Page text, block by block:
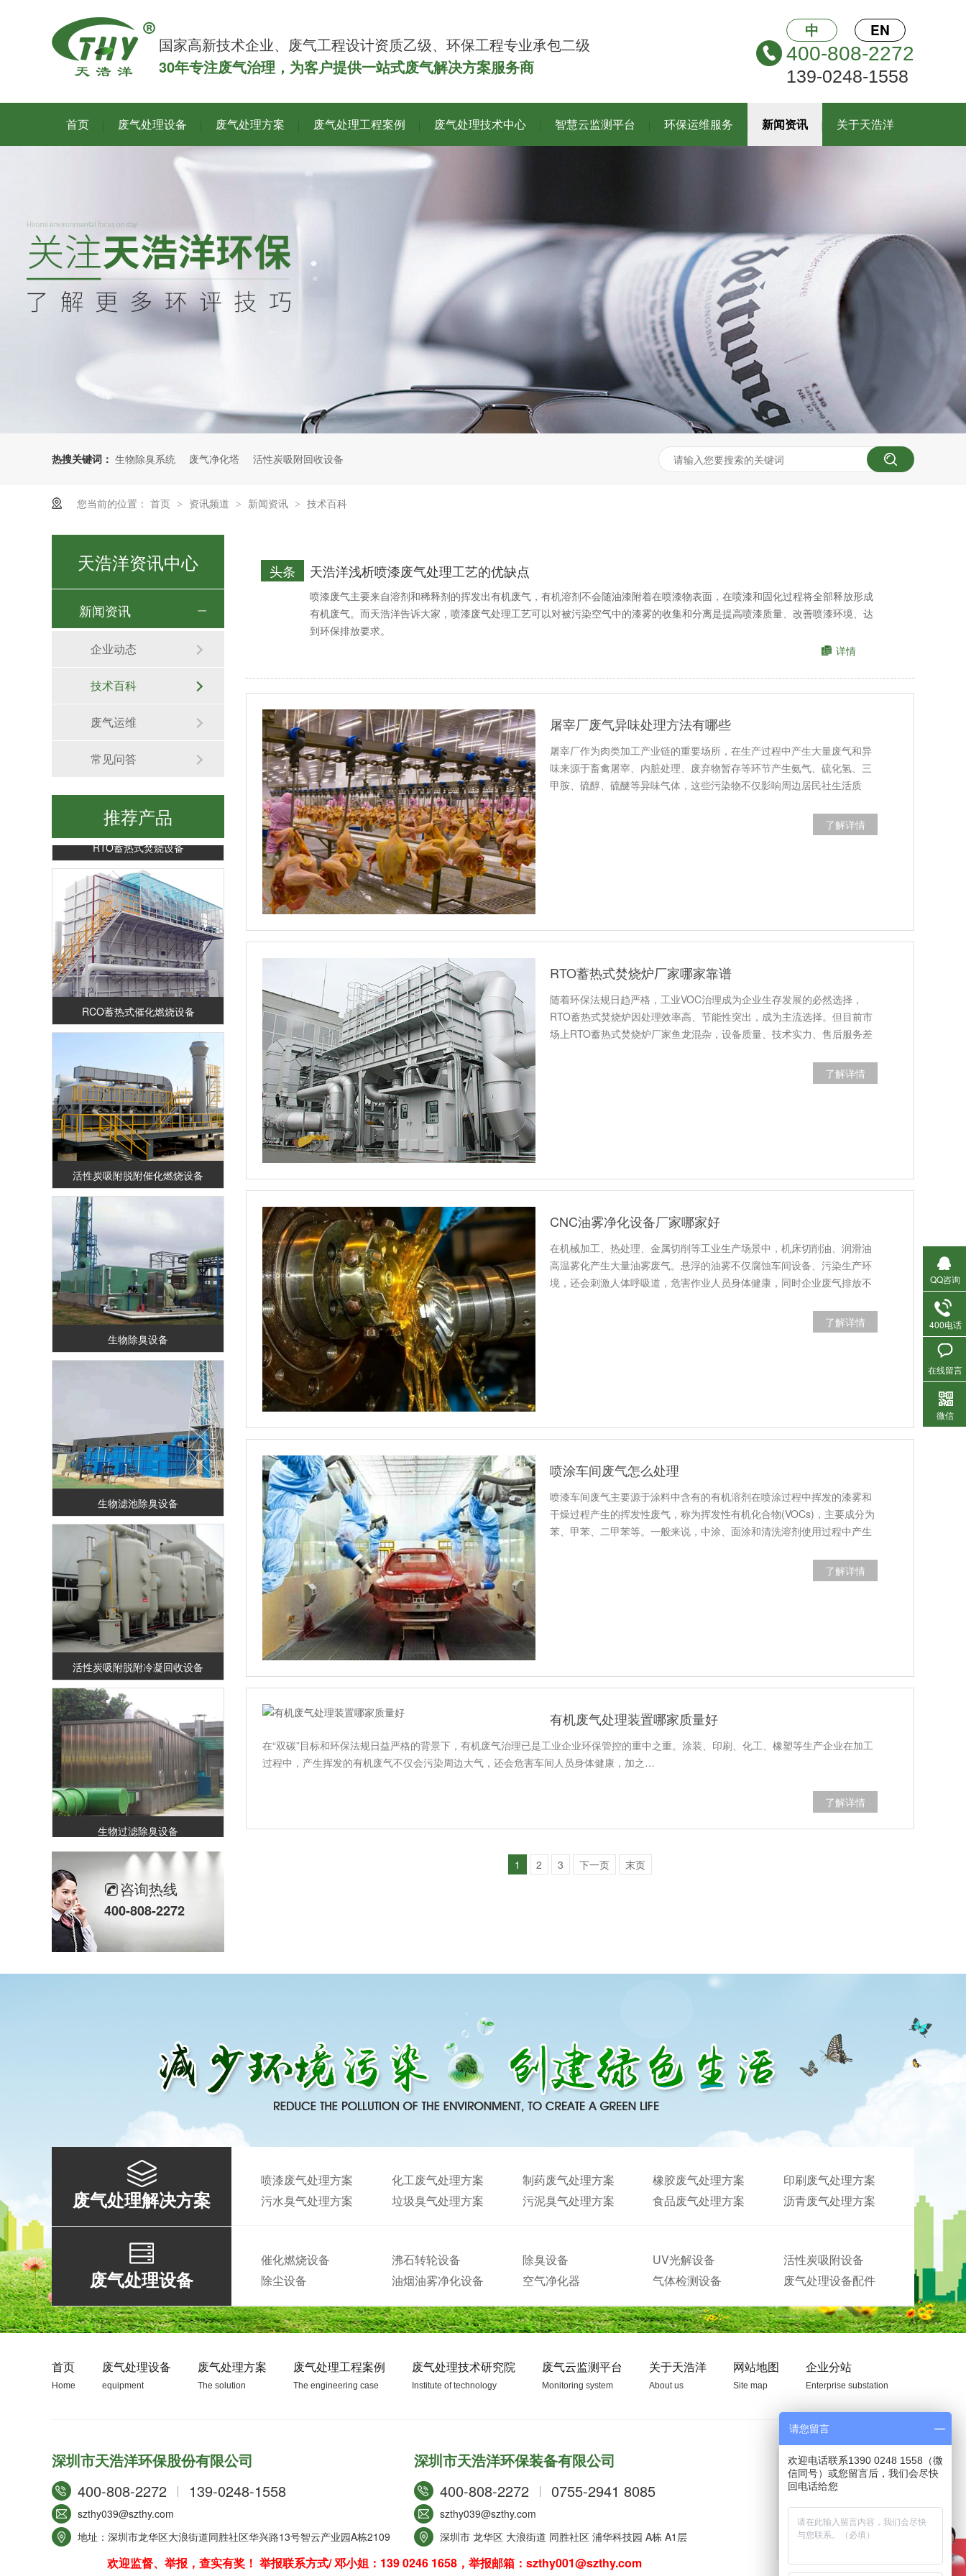
国家高新技术企业、废气工程设计资质乙级、环保工程专业承包二级
30年专注废气治理，为客户提供一站式废气解决方案服务商
中 EN
400-808-2272
139-0248-1558
首页 废气处理设备 废气处理方案 废气处理工程案例 废气处理技术中心 智慧云监测平台 环保运维服务 新闻资讯 关于天浩洋
热搜关键词： 生物除臭系统 废气净化塔 活性炭吸附回收设备
您当前的位置： 首页 > 资讯频道 > 新闻资讯 > 技术百科
天浩洋浅析喷漆废气处理工艺的优缺点
头条
喷漆废气主要来自溶剂和稀释剂的挥发出有机废气，有机溶剂不会随油漆附着在喷漆物表面，在喷漆和固化过程将全部释放形成
有机废气。而天浩洋告诉大家，喷漆废气处理工艺可以对被污染空气中的漆雾的收集和分离是提高喷漆质量、改善喷漆环境、达
到环保排放要求。
详情
屠宰厂废气异味处理方法有哪些
屠宰厂作为肉类加工产业链的重要场所，在生产过程中产生大量废气和异
味来源于畜禽屠宰、内脏处理、废弃物暂存等环节产生氨气、硫化氢、三
甲胺、硫醇、硫醚等异味气体，这些污染物不仅影响周边居民社生活质
了解详情
RTO蓄热式焚烧炉厂家哪家靠谱
随着环保法规日趋严格，工业VOC治理成为企业生存发展的必然选择，
RTO蓄热式焚烧炉因处理效率高、节能性突出，成为主流选择。但目前市
场上RTO蓄热式焚烧炉厂家鱼龙混杂，设备质量、技术实力、售后服务差
了解详情
CNC油雾净化设备厂家哪家好
在机械加工、热处理、金属切削等工业生产场景中，机床切削油、润滑油
高温雾化产生大量油雾废气。悬浮的油雾不仅腐蚀车间设备、污染生产环
境，还会刺激人体呼吸道，危害作业人员身体健康，同时企业废气排放不
了解详情
喷涂车间废气怎么处理
喷漆车间废气主要源于涂料中含有的有机溶剂在喷涂过程中挥发的漆雾和
干燥过程产生的挥发性废气，称为挥发性有机化合物(VOCs)，主要成分为
苯、甲苯、二甲苯等。一般来说，中涂、面涂和清洗溶剂使用过程中产生
了解详情
有机废气处理装置哪家质量好
在“双碳”目标和环保法规日益严格的背景下，有机废气治理已是工业企业环保管控的重中之重。涂装、印刷、化工、橡塑等生产企业在加工
过程中，产生挥发的有机废气不仅会污染周边大气，还会危害车间人员身体健康，加之…
了解详情
1 2 3 下一页 末页
天浩洋资讯中心
新闻资讯
企业动态
技术百科
废气运维
常见问答
推荐产品
RTO蓄热式焚烧设备
RCO蓄热式催化燃烧设备
活性炭吸附脱附催化燃烧设备
生物除臭设备
生物滤池除臭设备
活性炭吸附脱附冷凝回收设备
生物过滤除臭设备
活性炭吸附箱
生物除臭装置
咨询热线
400-808-2272
废气处理解决方案
喷漆废气处理方案 化工废气处理方案 制药废气处理方案 橡胶废气处理方案
印刷废气处理方案
污水臭气处理方案
垃圾臭气处理方案 污泥臭气处理方案 食品废气处理方案 沥青废气处理方案
废气处理设备
催化燃烧设备 沸石转轮设备 除臭设备 UV光解设备
活性炭吸附设备
除尘设备
油烟油雾净化设备 空气净化器 气体检测设备 废气处理设备配件
首页
Home
废气处理设备
equipment
废气处理方案
The solution
废气处理工程案例
The engineering case
废气处理技术研究院
Institute of technology
废气云监测平台
Monitoring system
关于天浩洋
About us
网站地图
Site map
企业分站
Enterprise substation
深圳市天浩洋环保股份有限公司
400-808-2272
139-0248-1558
szthy039@szthy.com
地址：深圳市龙华区大浪街道同胜社区华兴路13号智云产业园A栋2109
深圳市天浩洋环保装备有限公司
400-808-2272
0755-2941 8085
szthy039@szthy.com
深圳市 龙华区 大浪街道 同胜社区 浦华科技园 A栋 A1层
欢迎监督、举报，查实有奖！ 举报联系方式/ 邓小姐：139 0246 1658，举报邮箱：szthy001@szthy.com
QQ咨询
400电话
在线留言
微信
请您留言
欢迎电话联系1390 0248 1558（微
信同号）或您留言后，我们会尽快